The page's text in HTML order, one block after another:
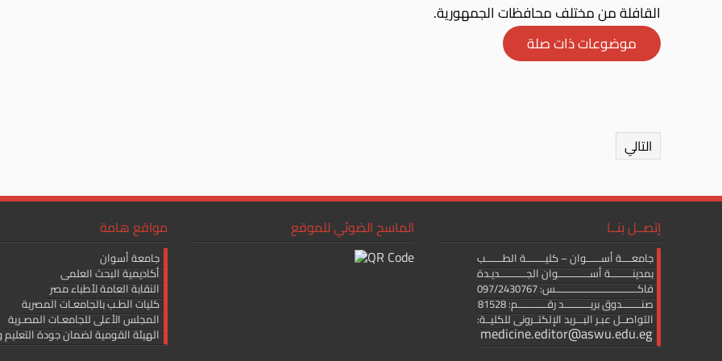
القافلة من مختلف محافظات الجمهورية.
موضوعات ذات صلة
التالي
مواقع هامة
جامعة أسوان
أكاديمية البحث العلمى
النقابة العامة لأطباء مصر
كليات الطـب بالجامعـات المصرية
المجلس الأعلى للجامعـات المصـرية
الهيئة القومية لضمان جودة التعليم
الماسح الضوئي للموقع إتصــل بنــا
جامعــــة أســــــوان – كليــــــــة الطـــــــب
بمدينـــــــــة أســـــــــــــوان الجـــــــــــديـدة
فاكــــــــــــــــــــــــــــــــــس: 097/2430767
صنــــــــدوق بريـــــــــــد رقــــــــــــم: 81528
التواصــل عبـر البـــريد الإلكتــرونى للكليــة:
medicine.editor@aswu.edu.eg